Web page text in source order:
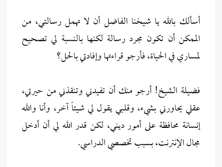
أسألك بالله يا شيخنا الفاضل أن لا تهمل رسالتي، من
الممكن أن تكون مجرد رسالة لكنها بالنسبة لي تصحيح
لمساري في الحياة، فأرجو قراءتها وإفادتي بالحل؟
فضيلة الشيخ! أرجو منك أن تفيدني وتنقذني من حيرتي،
عقلي يحاورني بشيء، وقلبي يقول لي شيئاً آخر، وأنا والله
إنسانة محافظة على أمور ديني، لكن قدر الله لي أن أدخل
مجال الإنترنت، بسبب تخصصي الدراسي.